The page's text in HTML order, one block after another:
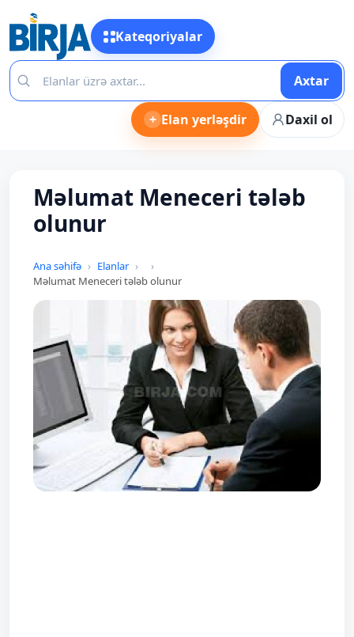
Kateqoriyalar
Axtar
+ Elan yerləşdir Daxil ol
Məlumat Meneceri tələb
olunur
Ana səhifə
Elanlar
Məlumat Meneceri tələb olunur